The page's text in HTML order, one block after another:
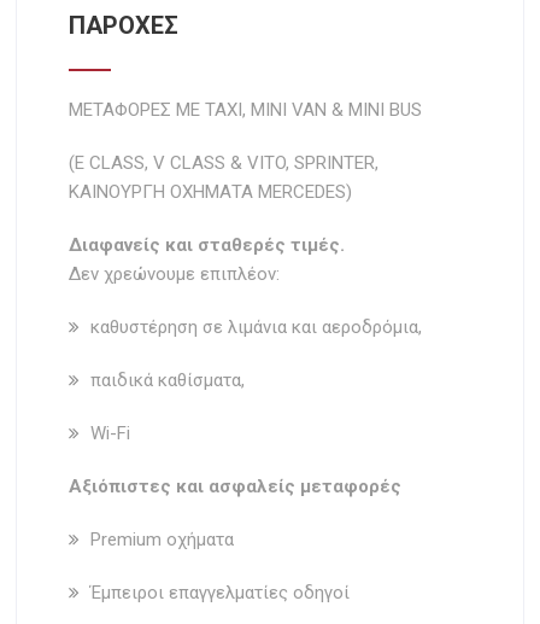
ΠΑΡΟΧΕΣ
ΜΕΤΑΦΟΡΕΣ ΜΕ TAXI, MIΝI VAN & MINI BUS
(E CLASS, V CLASS & VITO, SPRINTER,
ΚΑΙΝΟΥΡΓΗ ΟΧΗΜΑΤΑ MERCEDES)
Διαφανείς και σταθερές τιμές.
Δεν χρεώνουμε επιπλέον:
καθυστέρηση σε λιμάνια και αεροδρόμια,
παιδικά καθίσματα,
Wi-Fi
Aξιόπιστες και ασφαλείς μεταφορές
Premium οχήματα
Έμπειροι επαγγελματίες οδηγοί